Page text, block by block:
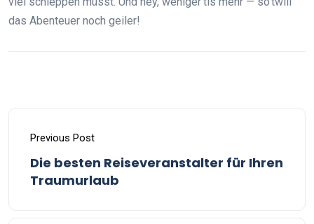
das Abenteuer noch geiler!
Previous Post
Die besten Reiseveranstalter für Ihren
Traumurlaub